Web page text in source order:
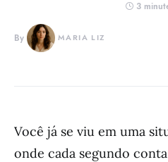
3
By MARIA LIZ
Você já se viu em uma
onde cada segundo